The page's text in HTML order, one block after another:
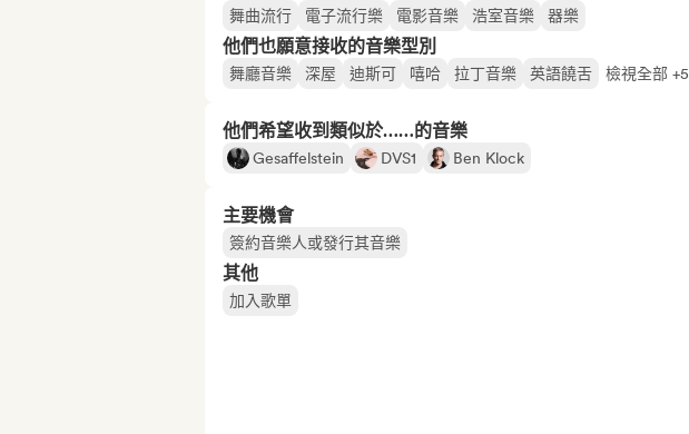
舞曲流行 電子流行樂 電影音樂 浩室音樂 器樂
他們也願意接收的音樂型別
舞廳音樂 深屋 迪斯可 嘻哈 拉丁音樂 英語饒舌 檢視全部 +5
他們希望收到類似於……的音樂
Gesaffelstein DVS1 Ben Klock
主要機會
簽約音樂人或發行其音樂
其他
加入歌單